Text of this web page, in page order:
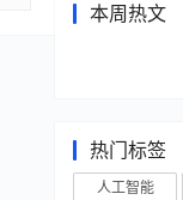
本周热文
热门标签
人工智能